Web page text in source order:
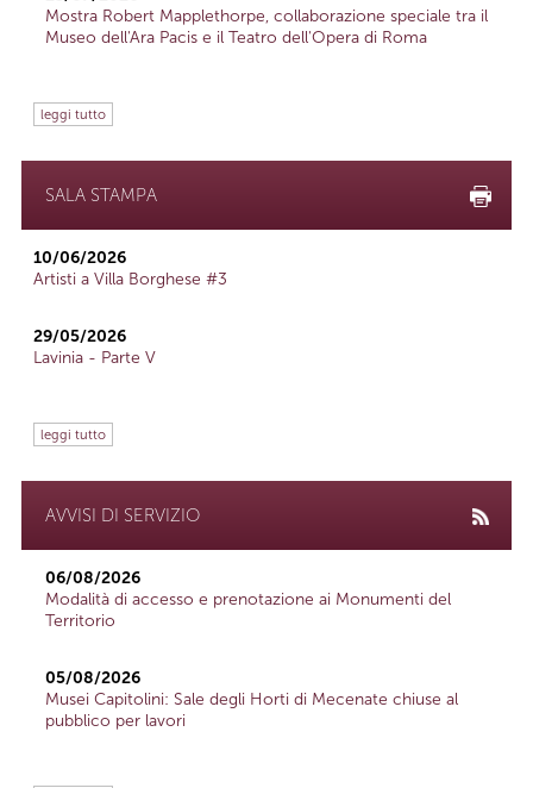
Mostra Robert Mapplethorpe, collaborazione speciale tra il
Museo dell'Ara Pacis e il Teatro dell'Opera di Roma
leggi tutto
SALA STAMPA
10/06/2026
Artisti a Villa Borghese #3
29/05/2026
Lavinia - Parte V
leggi tutto
AVVISI DI SERVIZIO
06/08/2026
Modalità di accesso e prenotazione ai Monumenti del
Territorio
05/08/2026
Musei Capitolini: Sale degli Horti di Mecenate chiuse al
pubblico per lavori